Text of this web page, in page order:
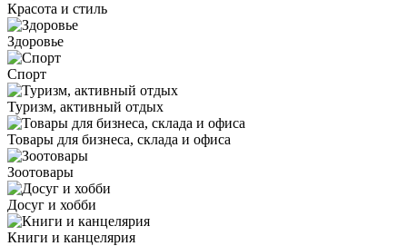
Красота и стиль
Здоровье
Спорт
Туризм, активный отдых
Товары для бизнеса, склада и офиса
Зоотовары
Досуг и хобби
Книги и канцелярия